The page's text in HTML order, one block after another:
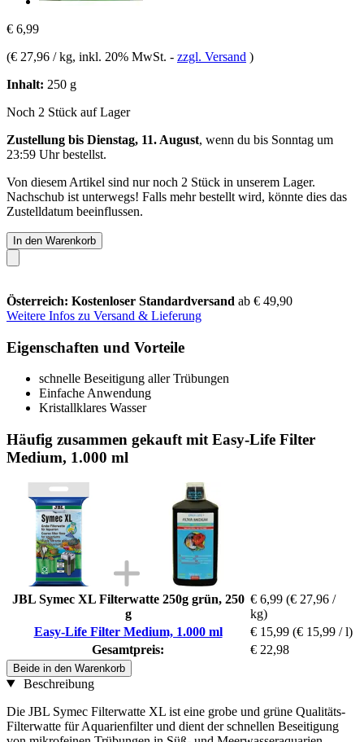
€ 6,99
(€ 27,96 / kg, inkl. 20% MwSt. - zzgl. Versand )
Inhalt: 250 g
Noch 2 Stück auf Lager
Zustellung bis Dienstag, 11. August, wenn du bis Sonntag um
23:59 Uhrbestellst.
Von diesem Artikel sind nur noch 2 Stück in unserem Lager.
Nachschub ist unterwegs! Falls mehr bestellt wird, könnte dies das
Zustelldatum beeinflussen.
In den Warenkorb
Österreich: Kostenloser Standardversand ab € 49,90
Weitere Infos zu Versand & Lieferung
Eigenschaften und Vorteile
schnelle Beseitigung aller Trübungen
Einfache Anwendung
Kristallklares Wasser
Häufig zusammen gekauft mit Easy-Life Filter
Medium, 1.000 ml
JBL Symec XL Filterwatte 250g grün, 250
g
€ 6,99 (€ 27,96 /
kg)
Easy-Life Filter Medium, 1.000 ml
€ 15,99 (€ 15,99 / l)
Gesamtpreis:
€ 22,98
Beide in den Warenkorb
Beschreibung
Die JBL Symec Filterwatte XL ist eine grobe und grüne Qualitäts-
Filterwatte für Aquarienfilter und dient der schnellen Beseitigung